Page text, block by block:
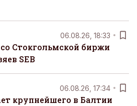
06.08.26, 18:33
Стокгольмской биржи
SEB
06.08.26, 17:34
крупнейшего в Балтии